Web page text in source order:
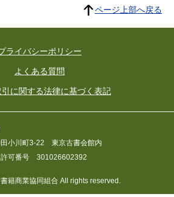
ページ上部へ戻る
ライバシーポリシー
よくある質問
に関する法律に基づく表記
田小川町3-22 東京古書会館内
可番号 301026602392
籍商業協同組合 All rights reserved.